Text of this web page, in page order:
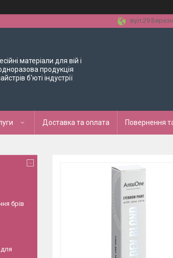
вул.29
матеріали для вій і
продукція
б'юті індустрії
Доставка та оплата Повернення
брів